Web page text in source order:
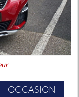
OCCASION